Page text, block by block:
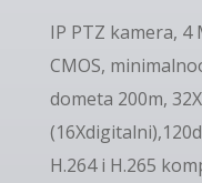
IP PTZ kamera, 4
CMOS,
dometa 200m,
H.264 i H.265